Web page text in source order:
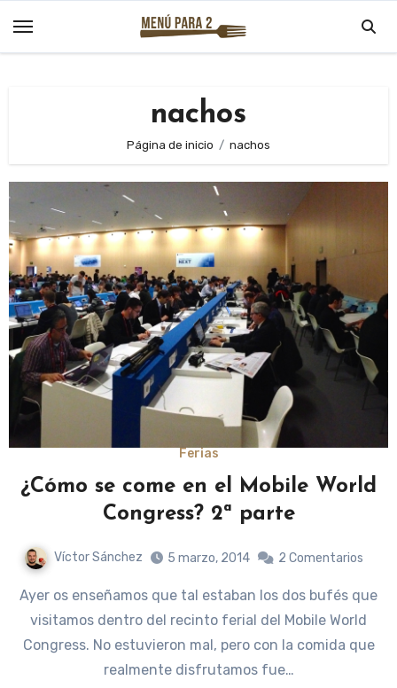
nachos
Página de inicio nachos
Ferias
¿Cómo se come en el Mobile World
Congress? 2ª parte
Víctor Sánchez 5 marzo, 2014 2 Comentarios
Ayer os enseñamos que tal estaban los dos bufés que
visitamos dentro del recinto ferial del Mobile World
Congress. No estuvieron mal, pero con la comida que
realmente disfrutamos fue…